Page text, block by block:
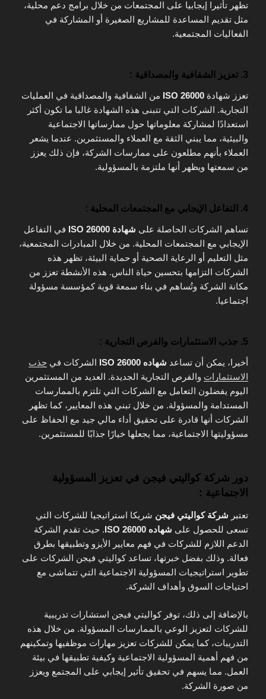
تظهر تأثيرا إيجابيا على المجتمعات من خلال برامج دعم محلية،
مثل تقديم المساعدة للمشاريع الصغيرة أو المشاركة في
الفعاليات المجتمعية.
3. تعزيز الشفافية والمصداقية :
تعزز شهادة ISO 26000 من الشفافية والمصداقية في العمليات
التجارية. الشركات التي تتبنى هذه الشهادة غالبا ما تكون أكثر
استعدادًا لمشاركة معلوماتها حول ممارساتها الاجتماعية
والبيئية، مما يبني الثقة مع العملاء والمستثمرين. عندما يشعر
العملاء بأنهم مطلعون على ممارسات الشركة، فإن ذلك يعزز
من سمعتها ويظهر أنها ملتزمة بالمسؤولية.
4. التفاعل الإيجابي مع المجتمعات المحلية :
تساهم الشركات الحاصلة على شهادة ISO 26000
في التفاعل
الإيجابي مع المجتمعات المحلية. من خلال المبادرات المجتمعية،
مثل التعليم أو الرعاية الصحية أو حماية البيئة، تظهر هذه
الشركات التزامها بتحسين حياة الناس. هذه الأنشطة تعزز من
مكانة الشركة وتُساهم في بناء سمعة قوية كمؤسسة مسؤولة
اجتماعيا.
5. جذب الاستثمارات والفرص التجارية :
أخيرا، يمكن أن تساعد شهاده ISO 26000 الشركات في جذب
الاستثمارات والفرص التجارية الجديدة. العديد من المستثمرين
اليوم يفضلون التعامل مع الشركات التي تلتزم بالممارسات
المستدامة والمسؤولة. من خلال تبني هذه المعايير، كما تظهر
الشركات أنها قادرة على تحقيق أداء مالي جيد مع الحفاظ على
مسؤوليتها الاجتماعية، مما يجعلها خيارًا جذابًا للمستثمرين.
دور شركة كواليتي فيجن في تعزيز المسؤولية
الاجتماعية :
تعتبر شركة كواليتي فيجن شريكا استراتيجيا للشركات التي
تسعى للحصول على شهاده ISO 26000
. حيث تقدم الشركة
الدعم اللازم للشركات في فهم معايير الأيزو وتطبيقها بطرق
فعالة. وذلك بفضل خبرتها، تساعد كواليتي فيجن الشركات على
تطوير استراتيجيات المسؤولية الاجتماعية التي تتماشى مع
احتياجات السوق وأهداف الشركة.
بالإضافة إلى ذلك، توفر كواليتي فيجن استشارات تدريبية
للشركات لتعزيز الوعي بالممارسات المسؤولة. من خلال هذه
التدريبات، كما يمكن للشركات تعزيز مهارات موظفيها وتمكينهم
من فهم أهمية المسؤولية الاجتماعية وكيفية تطبيقها في بيئة
العمل. مما يسهم في تحقيق تأثير إيجابي على المجتمع ويعزز
من صورة الشركة.